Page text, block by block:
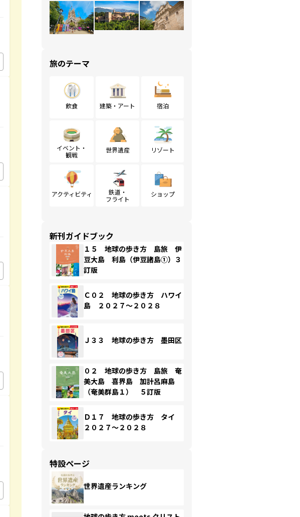
旅のテーマ
飲食 建築・アート 宿泊
イベント・
観戦
世界遺産 リゾート
アクティビティ
鉄道・
フライト
ショップ
新刊ガイドブック
１５ 地球の歩き方 島旅 伊
豆大島 利島（伊豆諸島①）３
訂版
Ｃ０２ 地球の歩き方 ハワイ
島 ２０２７～２０２８
Ｊ３３ 地球の歩き方 墨田区
０２ 地球の歩き方 島旅 奄
美大島 喜界島 加計呂麻島
（奄美群島１） ５訂版
Ｄ１７ 地球の歩き方 タイ
２０２７～２０２８
特設ページ
世界遺産ランキング